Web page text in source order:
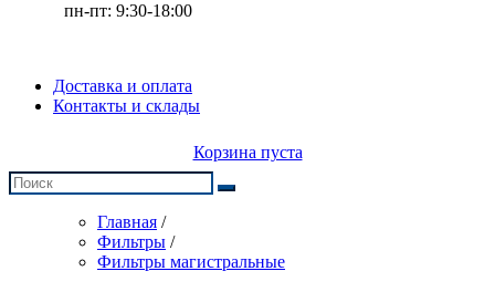
пн-пт: 9:30-18:00
Доставка и оплата
Контакты и склады
Корзина пуста
Главная /
Фильтры /
Фильтры магистральные